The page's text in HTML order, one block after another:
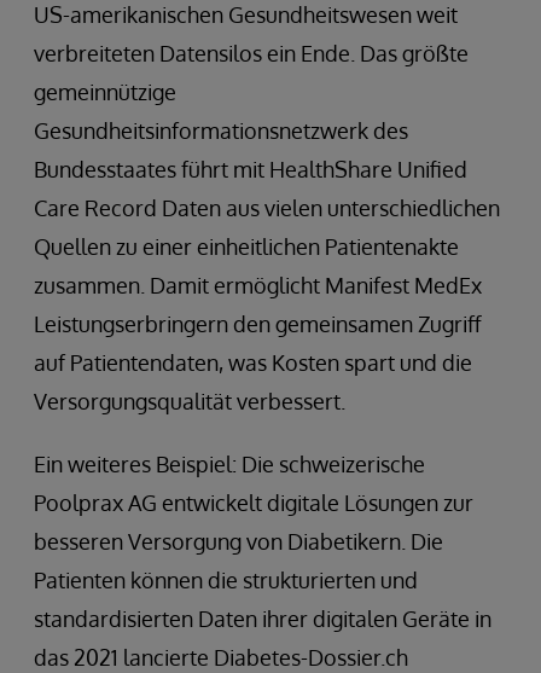
US-amerikanischen Gesundheitswesen weit
verbreiteten Datensilos ein Ende. Das größte
gemeinnützige
Gesundheitsinformationsnetzwerk des
Bundesstaates führt mit HealthShare Unified
Care Record Daten aus vielen unterschiedlichen
Quellen zu einer einheitlichen Patientenakte
zusammen. Damit ermöglicht Manifest MedEx
Leistungserbringern den gemeinsamen Zugriff
auf Patientendaten, was Kosten spart und die
Versorgungsqualität verbessert.
Ein weiteres Beispiel: Die schweizerische
Poolprax AG entwickelt digitale Lösungen zur
besseren Versorgung von Diabetikern. Die
Patienten können die strukturierten und
standardisierten Daten ihrer digitalen Geräte in
das 2021 lancierte Diabetes-Dossier.ch